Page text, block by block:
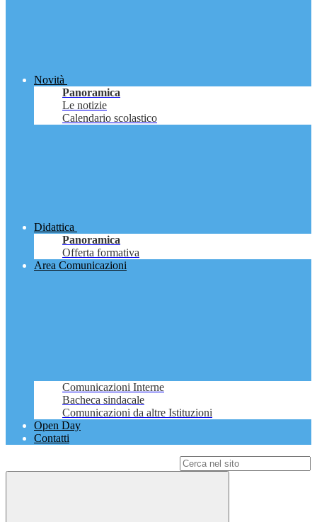
Novità
Panoramica
Le notizie
Calendario scolastico
Didattica
Panoramica
Offerta formativa
Area Comunicazioni
Comunicazioni Interne
Bacheca sindacale
Comunicazioni da altre Istituzioni
Open Day
Contatti